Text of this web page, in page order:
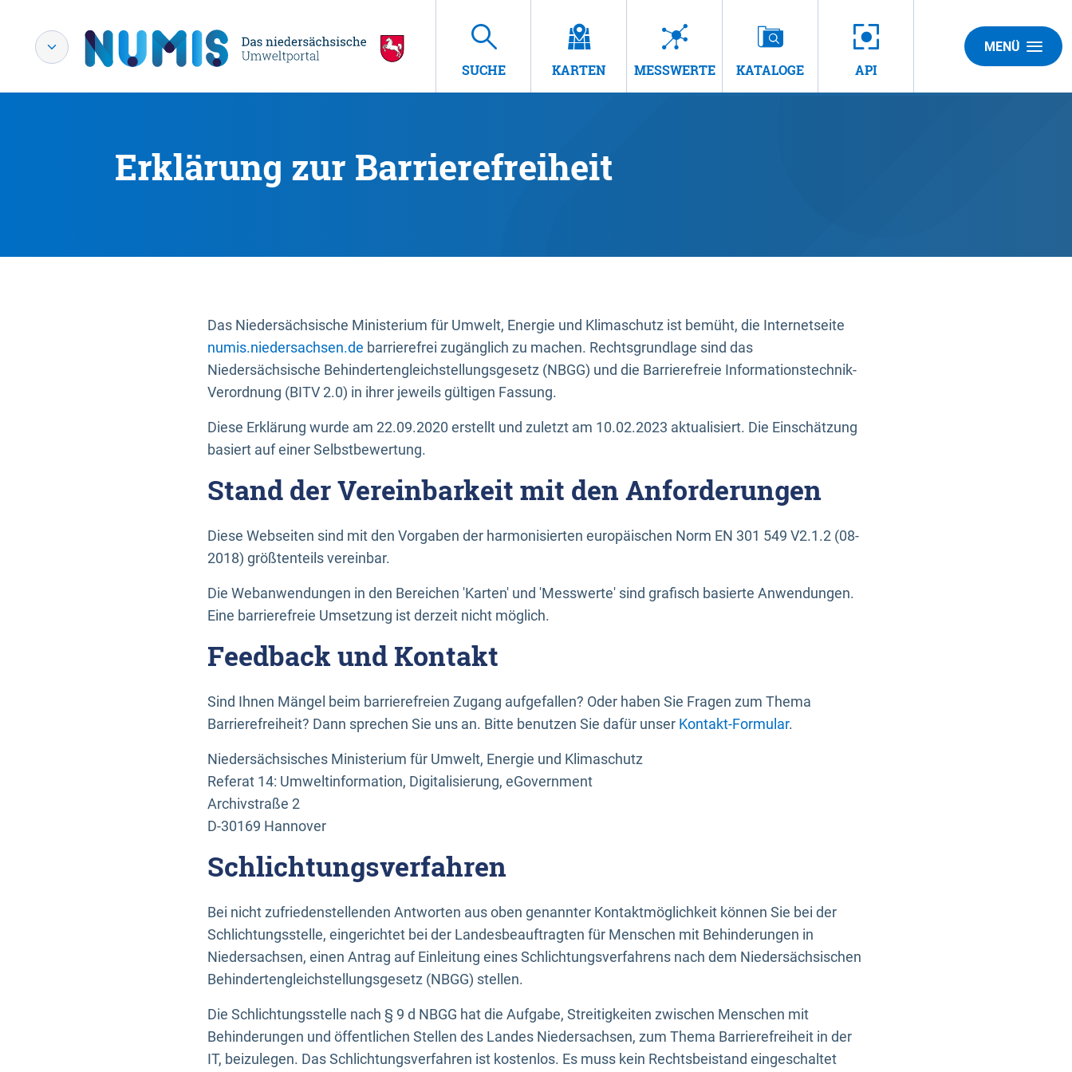
SUCHE KARTEN MESSWERTE KATALOGE API
MENÜ
Erklärung zur Barrierefreiheit
Das Niedersächsische Ministerium für Umwelt, Energie und Klimaschutz ist bemüht, die Internetseite
numis.niedersachsen.de barrierefrei zugänglich zu machen. Rechtsgrundlage sind das
Niedersächsische Behindertengleichstellungsgesetz (NBGG) und die Barrierefreie Informationstechnik-
Verordnung (BITV 2.0) in ihrer jeweils gültigen Fassung.
Diese Erklärung wurde am 22.09.2020 erstellt und zuletzt am 10.02.2023 aktualisiert. Die Einschätzung
basiert auf einer Selbstbewertung.
Stand der Vereinbarkeit mit den Anforderungen
Diese Webseiten sind mit den Vorgaben der harmonisierten europäischen Norm EN 301 549 V2.1.2 (08-
2018) größtenteils vereinbar.
Die Webanwendungen in den Bereichen 'Karten' und 'Messwerte' sind grafisch basierte Anwendungen.
Eine barrierefreie Umsetzung ist derzeit nicht möglich.
Feedback und Kontakt
Sind Ihnen Mängel beim barrierefreien Zugang aufgefallen? Oder haben Sie Fragen zum Thema
Barrierefreiheit? Dann sprechen Sie uns an. Bitte benutzen Sie dafür unser Kontakt-Formular.
Niedersächsisches Ministerium für Umwelt, Energie und Klimaschutz
Referat 14: Umweltinformation, Digitalisierung, eGovernment
Archivstraße 2
D-30169 Hannover
Schlichtungsverfahren
Bei nicht zufriedenstellenden Antworten aus oben genannter Kontaktmöglichkeit können Sie bei der
Schlichtungsstelle, eingerichtet bei der Landesbeauftragten für Menschen mit Behinderungen in
Niedersachsen, einen Antrag auf Einleitung eines Schlichtungsverfahrens nach dem Niedersächsischen
Behindertengleichstellungsgesetz (NBGG) stellen.
Die Schlichtungsstelle nach § 9 d NBGG hat die Aufgabe, Streitigkeiten zwischen Menschen mit
Behinderungen und öffentlichen Stellen des Landes Niedersachsen, zum Thema Barrierefreiheit in der
IT, beizulegen. Das Schlichtungsverfahren ist kostenlos. Es muss kein Rechtsbeistand eingeschaltet